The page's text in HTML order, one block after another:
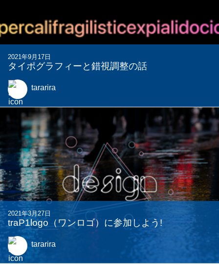
2021年9月17日
タイポグラフィーと錯視調整の話
tararira
2021年3月27日
traP1logo（ワンロゴ）に参加しよう!
tararira